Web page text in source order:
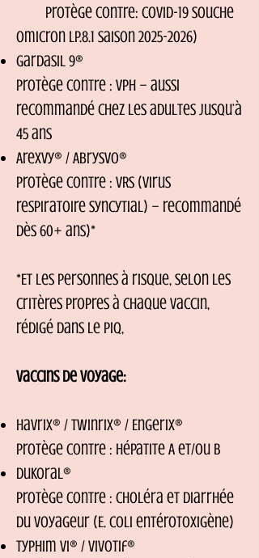
Protège contre: Covid-19 souche
Omicron LP.8.1 saison2025-2026)
Gardasil 9®
Protège contre : VPH – aussi
recommandé chez les adultes jusqu’à
45 ans
Arexvy® / Abrysvo®
Protège contre : VRS (virus
respiratoire syncytial) – recommandé
dès 60+ ans)*
*Et les personnes à risque, selon les
critères propres à chaque vaccin,
rédigé dans le piq,
Vaccins de voyage:
Havrix® / Twinrix® / Engerix®
Protège contre : Hépatite A et/ou B
Dukoral®
Protège contre : Choléra et diarrhée
du voyageur (E. coli entérotoxigène)
Typhim Vi® / Vivotif®